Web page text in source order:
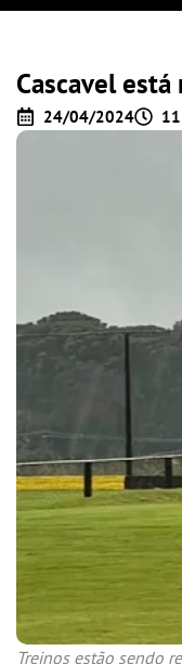
Cascavel
24/04/2024
Treinos estão sendo